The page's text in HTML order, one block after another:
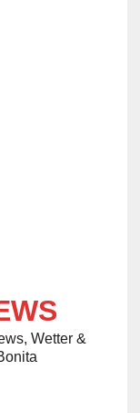
Wetter &